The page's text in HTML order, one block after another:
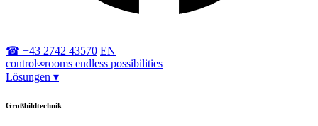
☎ +43 2742 43570 EN
control∞rooms endless possibilities
Lösungen ▾
Großbildtechnik